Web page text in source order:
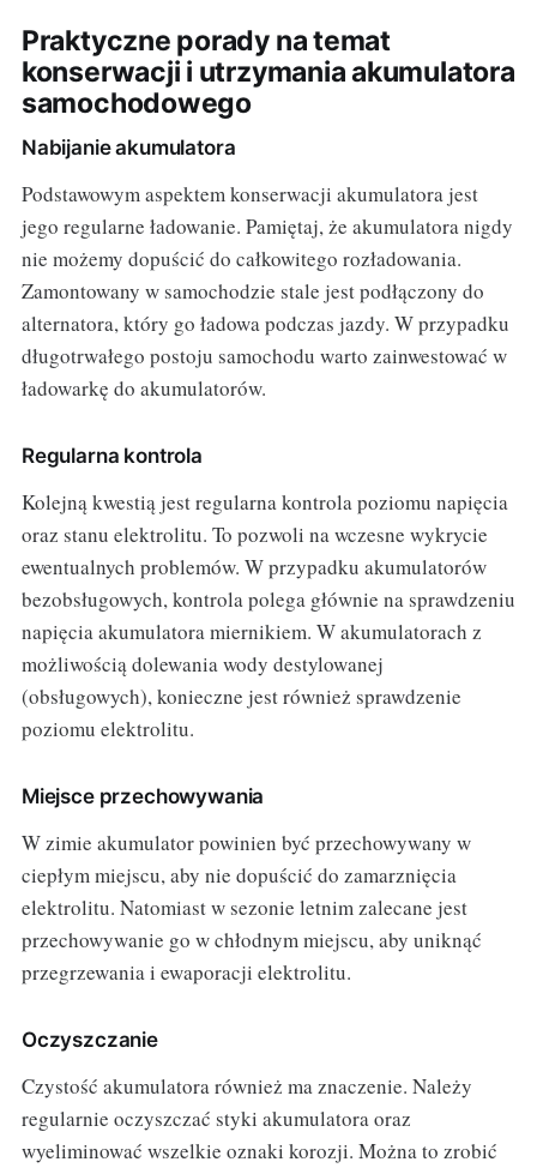
Praktyczne porady na temat
konserwacji i utrzymania akumulatora
samochodowego
Nabijanie akumulatora
Podstawowym aspektem konserwacji akumulatora jest
jego regularne ładowanie. Pamiętaj, że akumulatora nigdy
nie możemy dopuścić do całkowitego rozładowania.
Zamontowany w samochodzie stale jest podłączony do
alternatora, który go ładowa podczas jazdy. W przypadku
długotrwałego postoju samochodu warto zainwestować w
ładowarkę do akumulatorów.
Regularna kontrola
Kolejną kwestią jest regularna kontrola poziomu napięcia
oraz stanu elektrolitu. To pozwoli na wczesne wykrycie
ewentualnych problemów. W przypadku akumulatorów
bezobsługowych, kontrola polega głównie na sprawdzeniu
napięcia akumulatora miernikiem. W akumulatorach z
możliwością dolewania wody destylowanej
(obsługowych), konieczne jest również sprawdzenie
poziomu elektrolitu.
Miejsce przechowywania
W zimie akumulator powinien być przechowywany w
ciepłym miejscu, aby nie dopuścić do zamarznięcia
elektrolitu. Natomiast w sezonie letnim zalecane jest
przechowywanie go w chłodnym miejscu, aby uniknąć
przegrzewania i ewaporacji elektrolitu.
Oczyszczanie
Czystość akumulatora również ma znaczenie. Należy
regularnie oczyszczać styki akumulatora oraz
wyeliminować wszelkie oznaki korozji. Można to zrobić